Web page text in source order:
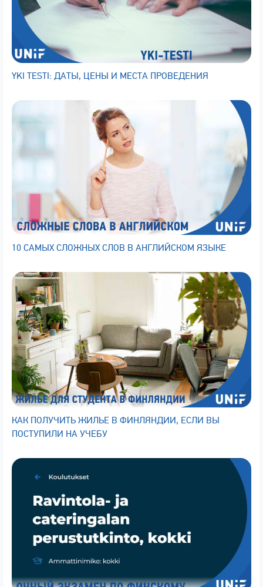
YKI TESTI: ДАТЫ, ЦЕНЫ И МЕСТА ПРОВЕДЕНИЯ
10 САМЫХ СЛОЖНЫХ СЛОВ В АНГЛИЙСКОМ ЯЗЫКЕ
КАК ПОЛУЧИТЬ ЖИЛЬЕ В ФИНЛЯНДИИ, ЕСЛИ ВЫ
ПОСТУПИЛИ НА УЧЕБУ